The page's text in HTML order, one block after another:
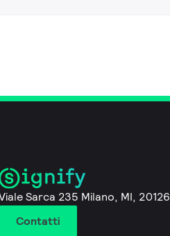
Sarca 235 Milano, MI, 20126
Contatti